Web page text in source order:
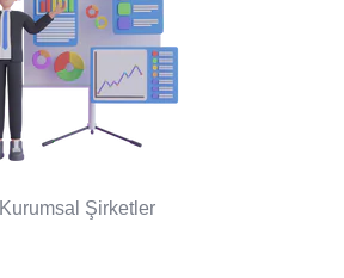
Kurumsal Şirketler